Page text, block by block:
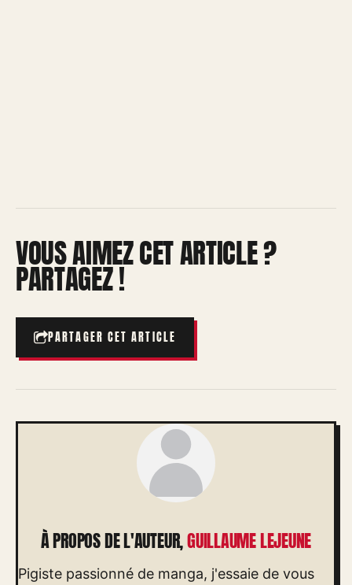
VOUS AIMEZ CET ARTICLE ?
PARTAGEZ !
PARTAGER CET ARTICLE
À PROPOS DE L'AUTEUR,GUILLAUME LEJEUNE
Pigiste passionné de manga, j'essaie de vous